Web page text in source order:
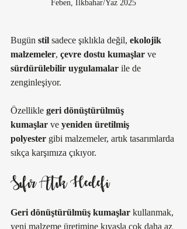
Feben, İlkbahar/Yaz 2025
Bugün stil sadece şıklıkla değil, ekolojik
malzemeler, çevre dostu kumaşlar ve
sürdürülebilir uygulamalar ile de
zenginleşiyor.
Özellikle geri dönüştürülmüş
kumaşlar ve yeniden üretilmiş
polyester gibi malzemeler, artık tasarımlarda
sıkça karşımıza çıkıyor.
Sıfır Atık Hedefi
Geri dönüştürülmüş kumaşlar kullanmak,
yeni malzeme üretimine kıyasla çok daha az